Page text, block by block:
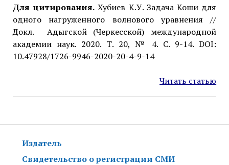
Для цитирования. Хубиев К.У. Задача Коши для
одного нагруженного волнового уравнения //
Докл. Адыгской (Черкесской) международной
академии наук. 2020. Т. 20, № 4. C. 9-14. DOI:
10.47928/1726-9946-2020-20-4-9-14
Читать статью
Издатель
Свидетельство о регистрации СМИ